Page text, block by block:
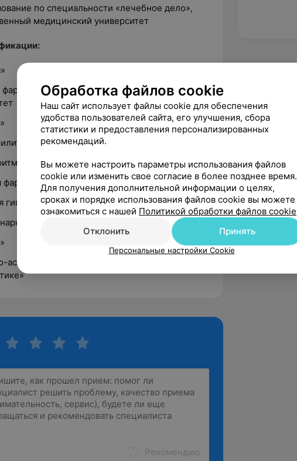
по специальности «лечебное дело»,
медицинский университет
Гродненский государственный
больных и инвалидов»
и проводимости»
в кардиологии»
гипертензия»
синдром»
заболевания в
Рекомендую
Обработка файлов cookie
Наш сайт использует файлы cookie для обеспечения
удобства пользователей сайта, его улучшения, сбора
статистики и предоставления персонализированных
рекомендаций.
Вы можете настроить параметры использования файлов
cookie или изменить свое согласие в более позднее время.
Для получения дополнительной информации о целях,
сроках и порядке использования файлов cookie вы можете
ознакомиться с нашей Политикой обработки файлов cookie
Отклонить
Принять
Персональные настройки Cookie